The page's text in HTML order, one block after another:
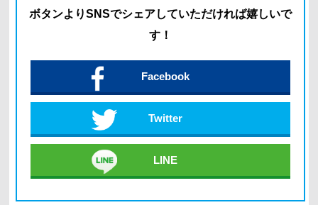
ボタンよりSNSでシェアしていただければ嬉しいで
す！
Facebook
Twitter
LINE